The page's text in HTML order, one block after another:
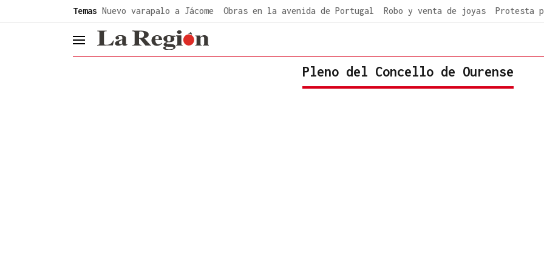
Temas Nuevo varapalo a Jácome Obras en la avenida de Portugal Robo y venta de joyas Protesta
header.menu.open
Pleno del Concello de Ourense